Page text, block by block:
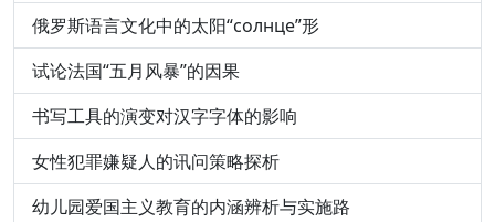
俄罗斯语言文化中的太阳“солнце”形
试论法国“五月风暴”的因果
书写工具的演变对汉字字体的影响
女性犯罪嫌疑人的讯问策略探析
幼儿园爱国主义教育的内涵辨析与实施路